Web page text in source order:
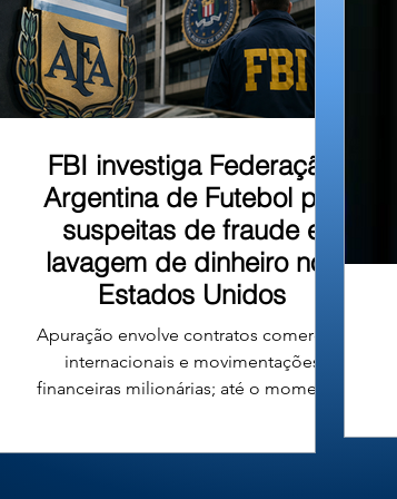
que tombou em um barranco às
FBI investiga Federação
Argentina de Futebol por
suspeitas de fraude e
lavagem de dinheiro nos
Estados Unidos
Apuração envolve contratos comerciais
internacionais e movimentações
financeiras milionárias; até o momento,
condenações contra a entidade ou seus